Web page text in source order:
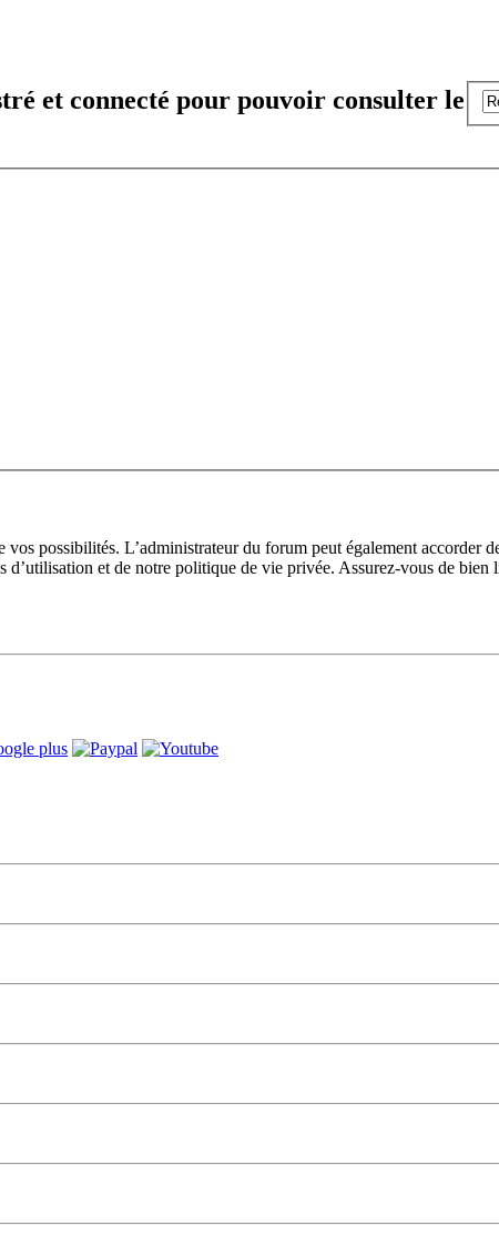
et connecté pour pouvoir consulter le
possibilités. L’administrateur du forum peut également accorder
et de notre politique de vie privée. Assurez-vous de bien